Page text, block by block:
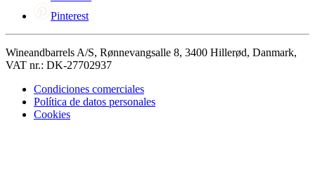
Pinterest
Wineandbarrels A/S, Rønnevangsalle 8, 3400 Hillerød, Danmark,
VAT nr.: DK-27702937
Condiciones comerciales
Política de datos personales
Cookies